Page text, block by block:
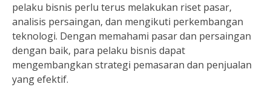
pelaku bisnis perlu terus melakukan riset pasar,
analisis persaingan, dan mengikuti perkembangan
teknologi. Dengan memahami pasar dan persaingan
dengan baik, para pelaku bisnis dapat
mengembangkan strategi pemasaran dan penjualan
yang efektif.